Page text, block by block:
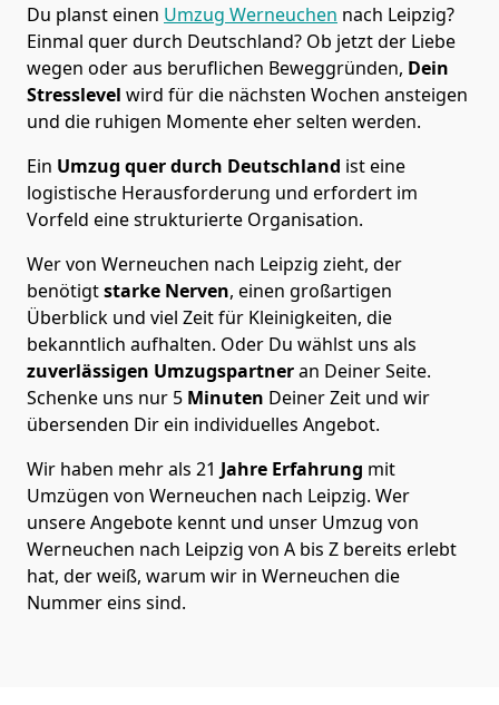
Du planst einen Umzug Werneuchen nach Leipzig?
Einmal quer durch Deutschland? Ob jetzt der Liebe
wegen oder aus beruflichen Beweggründen, Dein
Stresslevel wird für die nächsten Wochen ansteigen
und die ruhigen Momente eher selten werden.
Ein Umzug quer durch Deutschland ist eine
logistische Herausforderung und erfordert im
Vorfeld eine strukturierte Organisation.
Wer von Werneuchen nach Leipzig zieht, der
benötigtstarke Nerven, einen großartigen
Überblick und viel Zeit für Kleinigkeiten, die
bekanntlich aufhalten. Oder Du wählst uns als
zuverlässigen Umzugspartneran Deiner Seite.
Schenke uns nur 5 Minuten Deiner Zeit und wir
übersenden Dir ein individuelles Angebot.
Wir haben mehr als 21 Jahre Erfahrung mit
Umzügen von Werneuchen nach Leipzig. Wer
unsere Angebote kennt und unser Umzug von
Werneuchen nach Leipzig von A bis Z bereits erlebt
hat, der weiß, warum wir in Werneuchen die
Nummer eins sind.